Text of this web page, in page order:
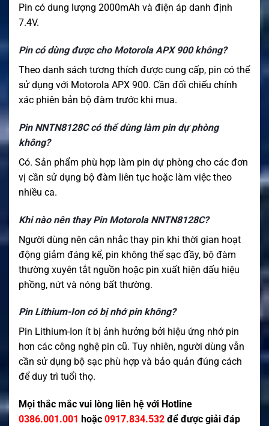
Pin có dung lượng 2000mAh và điện áp danh định
7.4V.
Pin có dùng được cho Motorola APX 900 không?
Theo danh sách tương thích được cung cấp, pin có thể
sử dụng với Motorola APX 900. Cần đối chiếu chính
xác phiên bản bộ đàm trước khi mua.
Pin NNTN8128C có thể dùng làm pin dự phòng
không?
Có. Sản phẩm phù hợp làm pin dự phòng cho các đơn
vị cần sử dụng bộ đàm liên tục hoặc làm việc theo
nhiều ca.
Khi nào nên thay Pin Motorola NNTN8128C?
Người dùng nên cân nhắc thay pin khi thời gian hoạt
động giảm đáng kể, pin không thể sạc đầy, bộ đàm
thường xuyên tắt nguồn hoặc pin xuất hiện dấu hiệu
phồng, nứt và nóng bất thường.
Pin Lithium-Ion có bị nhớ pin không?
Pin Lithium-Ion ít bị ảnh hưởng bởi hiệu ứng nhớ pin
hơn các công nghệ pin cũ. Tuy nhiên, người dùng vẫn
cần sử dụng bộ sạc phù hợp và bảo quản đúng cách
để duy trì tuổi thọ.
Mọi thắc mắc vui lòng liên hệ với Hotline
0386.001.001 hoặc 0917.834.532 để được giải đáp